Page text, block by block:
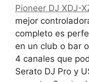
Pioneer DJ XDJ-
mejor
completo es
en un club o bar
4 canales que
Serato DJ Pro y